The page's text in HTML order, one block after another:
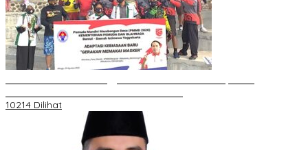
10214 Dilihat